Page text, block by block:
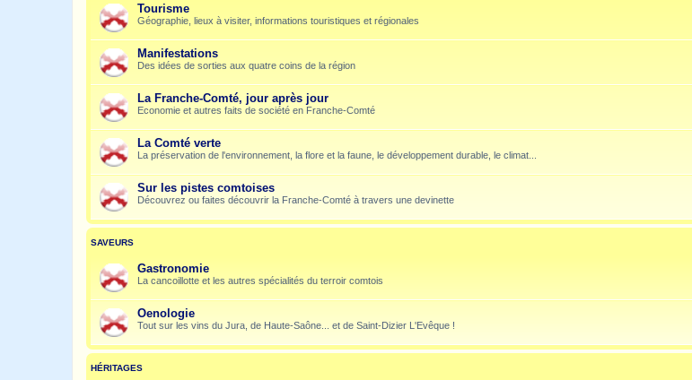
Tourisme
Géographie, lieux à visiter, informations touristiques et régionales
Manifestations
Des idées de sorties aux quatre coins de la région
La Franche-Comté, jour après jour
Economie et autres faits de société en Franche-Comté
La Comté verte
La préservation de l'environnement, la flore et la faune, le développement durable, le climat...
Sur les pistes comtoises
Découvrez ou faites découvrir la Franche-Comté à travers une devinette
SAVEURS
Gastronomie
La cancoillotte et les autres spécialités du terroir comtois
Oenologie
Tout sur les vins du Jura, de Haute-Saône... et de Saint-Dizier L'Evêque !
HÉRITAGES